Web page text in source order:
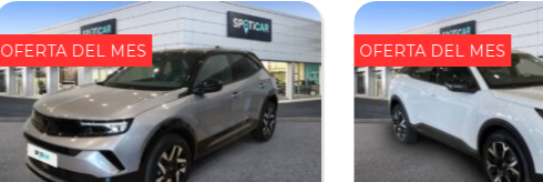
OFERTA DEL MES OFERTA DEL MES